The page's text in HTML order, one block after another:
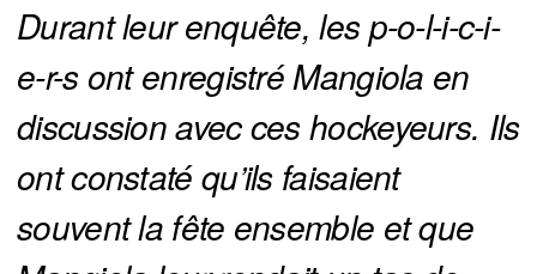
Durant leur enquête, les p-o-l-i-c-i-
e-r-s ont enregistré Mangiola en
discussion avec ces hockeyeurs. Ils
ont constaté qu’ils faisaient
souvent la fête ensemble et que